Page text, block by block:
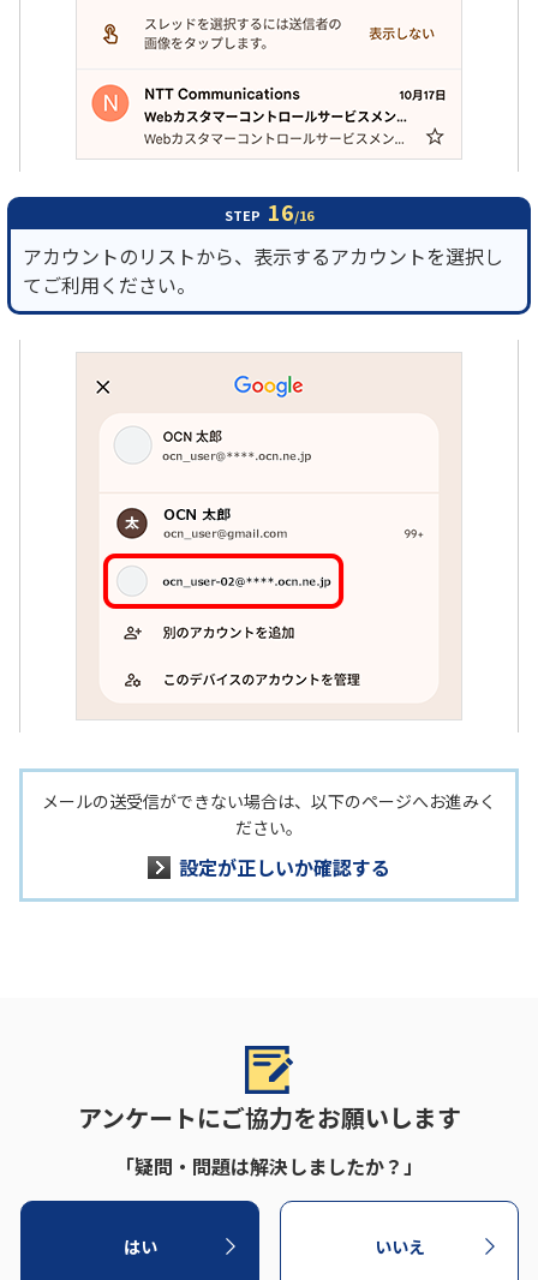
STEP 16/16
アカウントのリストから、表示するアカウントを選択し
てご利用ください。
メールの送受信ができない場合は、以下のページへお進みく
ださい。
設定が正しいか確認する
アンケートにご協力をお願いします
「疑問・問題は解決しましたか？」
はい いいえ